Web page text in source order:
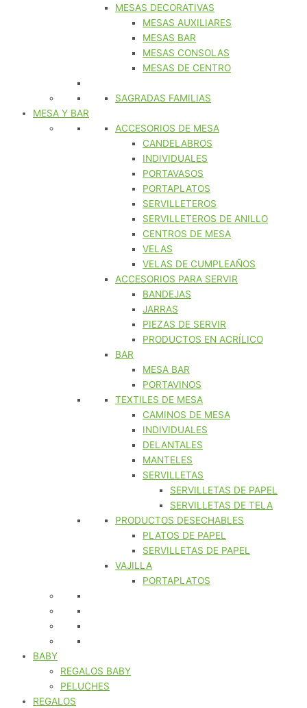
MESAS DECORATIVAS
MESAS AUXILIARES
MESAS BAR
MESAS CONSOLAS
MESAS DE CENTRO
SAGRADAS FAMILIAS
MESA Y BAR
ACCESORIOS DE MESA
CANDELABROS
INDIVIDUALES
PORTAVASOS
PORTAPLATOS
SERVILLETEROS
SERVILLETEROS DE ANILLO
CENTROS DE MESA
VELAS
VELAS DE CUMPLEAÑOS
ACCESORIOS PARA SERVIR
BANDEJAS
JARRAS
PIEZAS DE SERVIR
PRODUCTOS EN ACRÍLICO
BAR
MESA BAR
PORTAVINOS
TEXTILES DE MESA
CAMINOS DE MESA
INDIVIDUALES
DELANTALES
MANTELES
SERVILLETAS
SERVILLETAS DE PAPEL
SERVILLETAS DE TELA
PRODUCTOS DESECHABLES
PLATOS DE PAPEL
SERVILLETAS DE PAPEL
VAJILLA
PORTAPLATOS
BABY
REGALOS BABY
PELUCHES
REGALOS